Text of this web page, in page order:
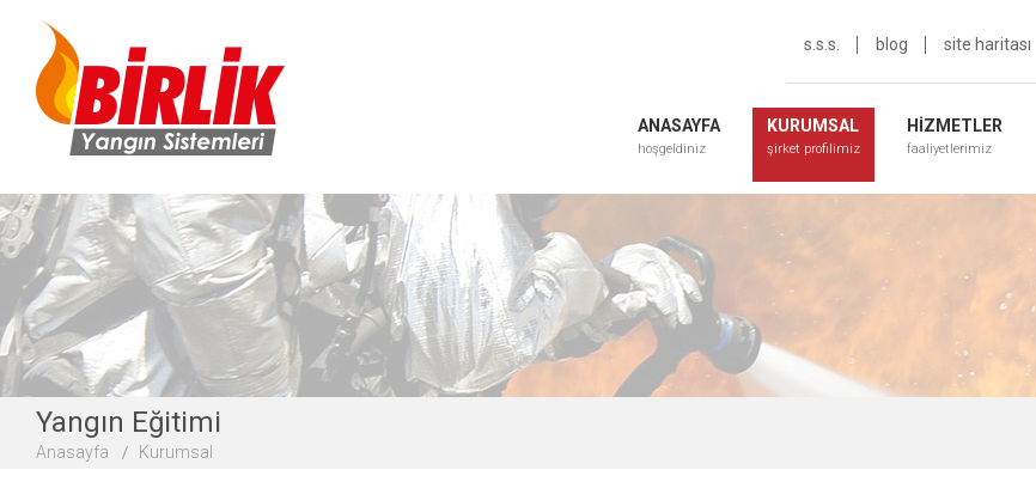
s.s.s. blog site haritası
ANASAYFA
hoşgeldiniz
KURUMSAL
şirket profilimiz
HİZMETLER
faaliyetlerimiz
Yangın Eğitimi
Anasayfa Kurumsal